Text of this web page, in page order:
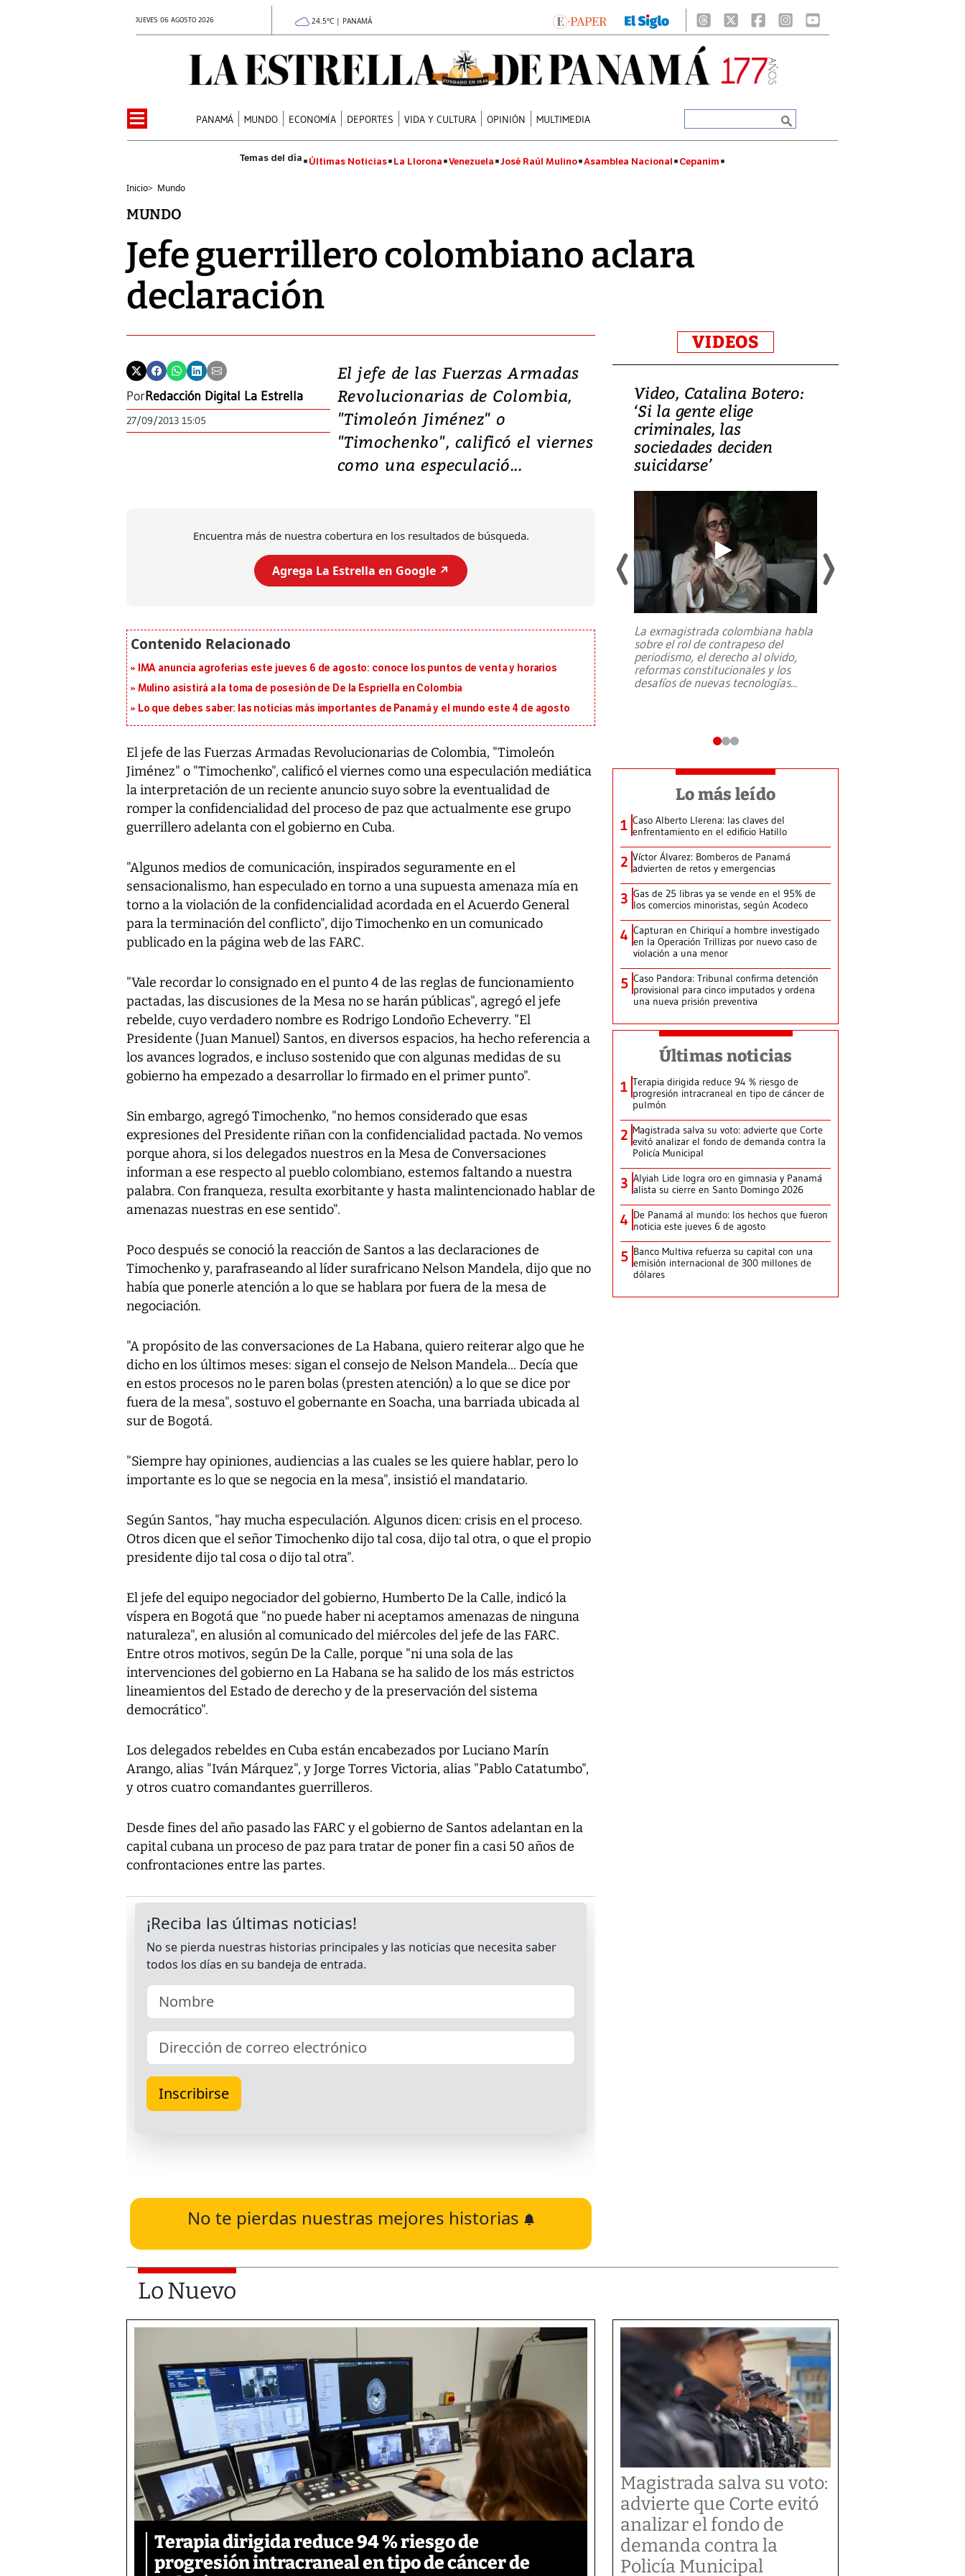
JUEVES 06 AGOSTO 2026 24.5°C | PANAMÁ
PANAMÁ MUNDO ECONOMÍA DEPORTES VIDA Y CULTURA OPINIÓN MULTIMEDIA
Últimas Noticias La Llorona Venezuela José Raúl Mulino Asamblea Nacional Cepanim
Inicio> Mundo
MUNDO
Jefe guerrillero colombiano aclara
declaración
PorRedacción Digital La Estrella
27/09/2013 15:05
El jefe de las Fuerzas Armadas
Revolucionarias de Colombia,
"Timoleón Jiménez" o
"Timochenko", calificó el viernes
como una especulació...
Encuentra más de nuestra cobertura en los resultados de búsqueda.
Agrega La Estrella en Google ↗️
IMA anuncia agroferias este jueves 6 de agosto: conoce los puntos de venta y horarios
Mulino asistirá a la toma de posesión de De la Espriella en Colombia
Lo que debes saber: las noticias más importantes de Panamá y el mundo este 4 de agosto
El jefe de las Fuerzas Armadas Revolucionarias de Colombia, "Timoleón
Jiménez" o "Timochenko", calificó el viernes como una especulación mediática
la interpretación de un reciente anuncio suyo sobre la eventualidad de
romper la confidencialidad del proceso de paz que actualmente ese grupo
guerrillero adelanta con el gobierno en Cuba.
"Algunos medios de comunicación, inspirados seguramente en el
sensacionalismo, han especulado en torno a una supuesta amenaza mía en
torno a la violación de la confidencialidad acordada en el Acuerdo General
para la terminación del conflicto", dijo Timochenko en un comunicado
publicado en la página web de las FARC.
"Vale recordar lo consignado en el punto 4 de las reglas de funcionamiento
pactadas, las discusiones de la Mesa no se harán públicas", agregó el jefe
rebelde, cuyo verdadero nombre es Rodrigo Londoño Echeverry. "El
Presidente (Juan Manuel) Santos, en diversos espacios, ha hecho referencia a
los avances logrados, e incluso sostenido que con algunas medidas de su
gobierno ha empezado a desarrollar lo firmado en el primer punto".
Sin embargo, agregó Timochenko, "no hemos considerado que esas
expresiones del Presidente riñan con la confidencialidad pactada. No vemos
porque ahora, si los delegados nuestros en la Mesa de Conversaciones
informan a ese respecto al pueblo colombiano, estemos faltando a nuestra
palabra. Con franqueza, resulta exorbitante y hasta malintencionado hablar de
amenazas nuestras en ese sentido".
Poco después se conoció la reacción de Santos a las declaraciones de
Timochenko y, parafraseando al líder surafricano Nelson Mandela, dijo que no
había que ponerle atención a lo que se hablara por fuera de la mesa de
negociación.
"A propósito de las conversaciones de La Habana, quiero reiterar algo que he
dicho en los últimos meses: sigan el consejo de Nelson Mandela... Decía que
en estos procesos no le paren bolas (presten atención) a lo que se dice por
fuera de la mesa", sostuvo el gobernante en Soacha, una barriada ubicada al
sur de Bogotá.
"Siempre hay opiniones, audiencias a las cuales se les quiere hablar, pero lo
importante es lo que se negocia en la mesa", insistió el mandatario.
Según Santos, "hay mucha especulación. Algunos dicen: crisis en el proceso.
Otros dicen que el señor Timochenko dijo tal cosa, dijo tal otra, o que el propio
presidente dijo tal cosa o dijo tal otra".
El jefe del equipo negociador del gobierno, Humberto De la Calle, indicó la
víspera en Bogotá que "no puede haber ni aceptamos amenazas de ninguna
naturaleza", en alusión al comunicado del miércoles del jefe de las FARC.
Entre otros motivos, según De la Calle, porque "ni una sola de las
intervenciones del gobierno en La Habana se ha salido de los más estrictos
lineamientos del Estado de derecho y de la preservación del sistema
democrático".
Los delegados rebeldes en Cuba están encabezados por Luciano Marín
Arango, alias "Iván Márquez", y Jorge Torres Victoria, alias "Pablo Catatumbo",
y otros cuatro comandantes guerrilleros.
Desde fines del año pasado las FARC y el gobierno de Santos adelantan en la
capital cubana un proceso de paz para tratar de poner fin a casi 50 años de
confrontaciones entre las partes.
No te pierdas nuestras mejores historias
VIDEOS
Video, Japón: Terremoto
deja heridos y graves
daños en Kumamoto
al sur de Japón, provocando una
Video, Catalina Botero:
‘Si la gente elige
criminales, las
sociedades deciden
suicidarse’
La exmagistrada colombiana habla
sobre el rol de contrapeso del
periodismo, el derecho al olvido,
reformas constitucionales y los
desafíos de nuevas tecnologías...
Lo más leído
1 Caso Alberto Llerena: las claves del
enfrentamiento en el edificio Hatillo
2 Víctor Álvarez: Bomberos de Panamá
advierten de retos y emergencias
3 Gas de 25 libras ya se vende en el 95% de
los comercios minoristas, según Acodeco
4 Capturan en Chiriquí a hombre investigado
en la Operación Trillizas por nuevo caso de
violación a una menor
5 Caso Pandora: Tribunal confirma detención
provisional para cinco imputados y ordena
una nueva prisión preventiva
Últimas noticias
1 Terapia dirigida reduce 94 % riesgo de
progresión intracraneal en tipo de cáncer de
pulmón
2 Magistrada salva su voto: advierte que Corte
evitó analizar el fondo de demanda contra la
Policía Municipal
3 Alyiah Lide logra oro en gimnasia y Panamá
alista su cierre en Santo Domingo 2026
4 De Panamá al mundo: los hechos que fueron
noticia este jueves 6 de agosto
5 Banco Multiva refuerza su capital con una
emisión internacional de 300 millones de
dólares
Lo Nuevo
Terapia dirigida reduce 94 % riesgo de
progresión intracraneal en tipo de cáncer de
Magistrada salva su voto:
advierte que Corte evitó
analizar el fondo de
demanda contra la
Policía Municipal